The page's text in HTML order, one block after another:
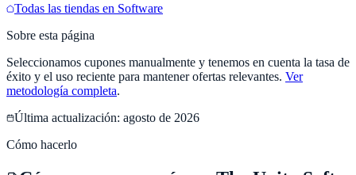
Todas las tiendas en Software
Sobre esta página
Seleccionamos cupones manualmente y tenemos en cuenta la tasa de
éxito y el uso reciente para mantener ofertas relevantes. Ver
metodología completa.
Última actualización: agosto de 2026
Cómo hacerlo